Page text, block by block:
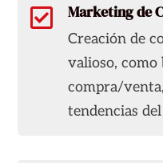
 Marketing de
Creación de
valioso, como
compra/
tendencias